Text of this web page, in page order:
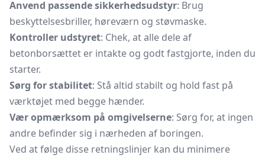
Anvend passende sikkerhedsudstyr: Brug
beskyttelsesbriller, høreværn og støvmaske.
Kontroller udstyret: Chek, at alle dele af
betonborsættet er intakte og godt fastgjorte, inden du
starter.
Sørg for stabilitet: Stå altid stabilt og hold fast på
værktøjet med begge hænder.
Vær opmærksom på omgivelserne: Sørg for, at ingen
andre befinder sig i nærheden af boringen.
Ved at følge disse retningslinjer kan du minimere